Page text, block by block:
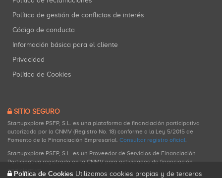
Política de gestión de conflictos de interés
Código de conducta
Información básica para el cliente
Privacidad
Política de Cookies
SITIO SEGURO
Startupxplore PSFP, S.L. es una plataforma de financiación participativa
autorizada por la CNMV (Registro No. 18) conforme a la Ley 5/2015 de
Fomento de la Financiación Empresarial. Consultar registro oficial.
Startupxplore PSFP, S.L. es un Proveedor de Servicios de Financiación
Participativa registrado en la CNMV para actividades de financiación
participativa.
Política de Cookies Utilizamos cookies propias y de terceros